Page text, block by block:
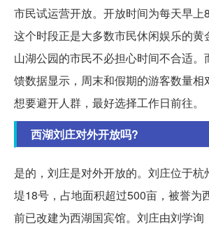
市民试运营开放。开放时间为每天早上
这个时段正是大多数市民休闲娱乐的黄
山湖公园的市民不必担心时间不合适。
馈数据显示，周末和假期的游客数量相
想要避开人群，最好选择工作日前往。
西湖刘庄对外开放吗?
是的，刘庄是对外开放的。刘庄位于杭
堤18号，占地面积超过500亩，被誉为
前已改建为西湖国宾馆。刘庄由刘学询